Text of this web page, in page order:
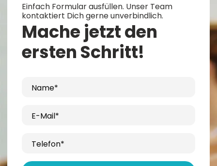
Mache jetzt den
ersten Schritt!
Einfach Formular ausfüllen. Unser Team
kontaktiert Dich gerne unverbindlich.
Name*
E-Mail*
Telefon*